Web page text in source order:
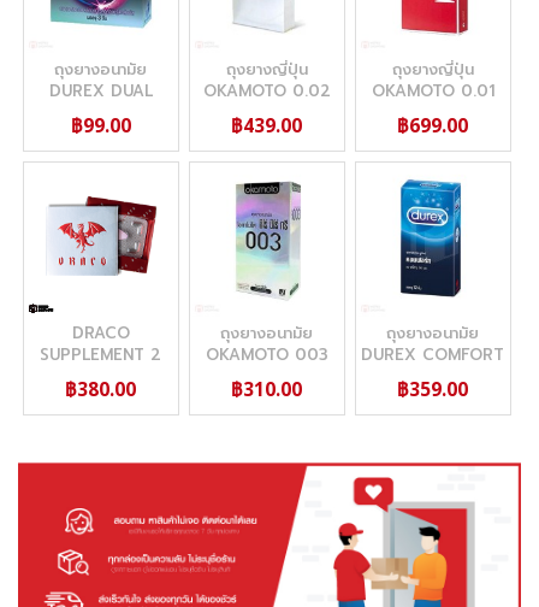
ถุงยางอนามัย
DUREX DUAL
PLEASURE (อึด-
นาน-ผิวไม่เรียบ)
฿99.00
ถุงยางญี่ปุ่น
OKAMOTO 0.02
EXCELLENT 6'S
฿439.00
ถุงยางญี่ปุ่น
OKAMOTO 0.01
BOX OF 3
฿699.00
DRACO
SUPPLEMENT 2
CAPSULE
฿380.00
ถุงยางอนามัย
OKAMOTO 003
แพ็ค 10 ชิ้น (บางและ
คุ้ม)
฿310.00
ถุงยางอนามัย
DUREX COMFORT
แพ็ค 12 ชิ้น (ใหญ่ 56
MM)
฿359.00